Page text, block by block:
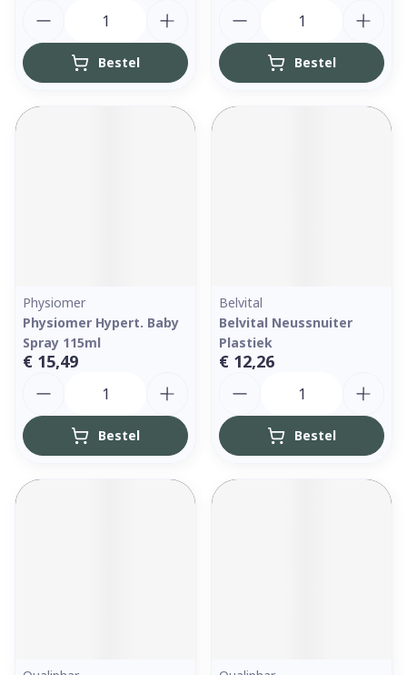
Bestel Bestel
Physiomer
Physiomer Hypert. Baby
Spray 115ml
€ 15,49
Bestel
Belvital
Belvital Neussnuiter
Plastiek
€ 12,26
Bestel